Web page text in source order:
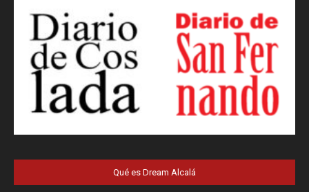
Qué es Dream Alcalá